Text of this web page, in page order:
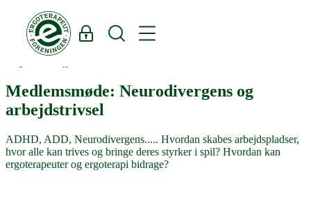
Log ind Søg
Medlemsmøde: Neurodivergens og
arbejdstrivsel
ADHD, ADD, Neurodivergens..... Hvordan skabes arbejdspladser,
hvor alle kan trives og bringe deres styrker i spil? Hvordan kan
ergoterapeuter og ergoterapi bidrage?